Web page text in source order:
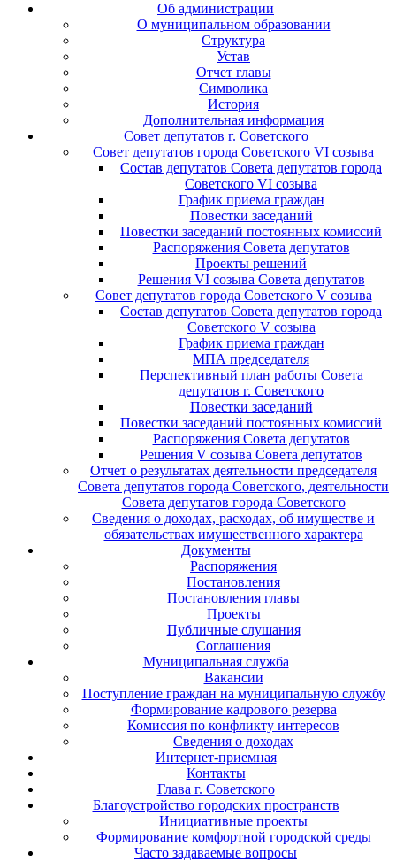
Об администрации
О муниципальном образовании
Структура
Устав
Отчет главы
Символика
История
Дополнительная информация
Совет депутатов г. Советского
Совет депутатов города Советского VI созыва
Состав депутатов Совета депутатов города
Советского VI созыва
График приема граждан
Повестки заседаний
Повестки заседаний постоянных комиссий
Распоряжения Совета депутатов
Проекты решений
Решения VI созыва Совета депутатов
Совет депутатов города Советского V созыва
Состав депутатов Совета депутатов города
Советского V созыва
График приема граждан
МПА председателя
Перспективный план работы Совета
депутатов г. Советского
Повестки заседаний
Повестки заседаний постоянных комиссий
Распоряжения Совета депутатов
Решения V созыва Совета депутатов
Отчет о результатах деятельности председателя
Совета депутатов города Советского, деятельности
Совета депутатов города Советского
Сведения о доходах, расходах, об имуществе и
обязательствах имущественного характера
Документы
Распоряжения
Постановления
Постановления главы
Проекты
Публичные слушания
Соглашения
Муниципальная служба
Вакансии
Поступление граждан на муниципальную службу
Формирование кадрового резерва
Комиссия по конфликту интересов
Сведения о доходах
Интернет-приемная
Контакты
Глава г. Советского
Благоустройство городских пространств
Инициативные проекты
Формирование комфортной городской среды
Часто задаваемые вопросы